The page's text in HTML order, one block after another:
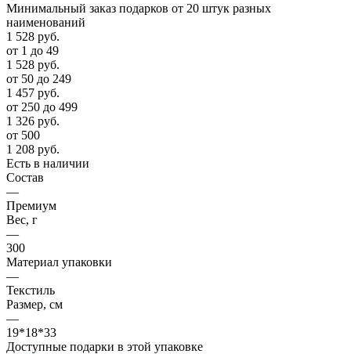
Минимальный заказ подарков от 20 штук разных
наименований
1 528 руб.
от 1 до 49
1 528 руб.
от 50 до 249
1 457 руб.
от 250 до 499
1 326 руб.
от 500
1 208 руб.
Есть в наличии
Состав
—
Премиум
Вес, г
—
300
Материал упаковки
—
Текстиль
Размер, см
—
19*18*33
Доступные подарки в этой упаковке